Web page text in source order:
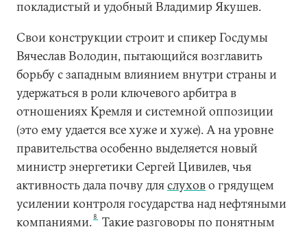
покладистый и удобный Владимир Якушев.
Свои конструкции строит и спикер Госдумы
Вячеслав Володин, пытающийся возглавить
борьбу с западным влиянием внутри страны и
удержаться в роли ключевого арбитра в
отношениях Кремля и системной оппозиции
(это ему удается все хуже и хуже). А на уровне
правительства особенно выделяется новый
министр энергетики Сергей Цивилев, чья
активность дала почву дляслухово грядущем
усилении контроля государства над нефтяными
компаниями. 8
Такие разговоры по понятным